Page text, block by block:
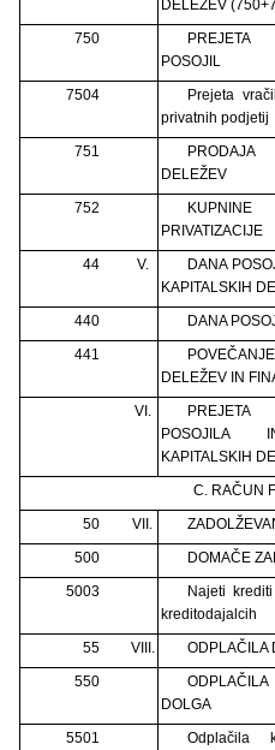
DELEŽEV
750
PREJETA
POSOJIL
7504
Prejeta
privatnih podjetij
751
DELEŽEV
752
PRIVATIZACIJE
44
V.
DANA
KAPITALSKIH
440
DANA
441
DELEŽEV IN
VI.
POSOJILA
KAPITALSKIH
C. RAČUN
50
VII.
500
DOMAČE
5003
Najeti
kreditodajalcih
55
VIII. ODPLAČILA
550
DOLGA
5501
Odplačila